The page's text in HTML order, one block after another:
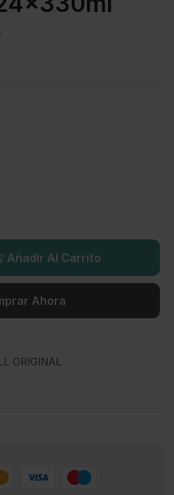
Añadir Al Carrito
Ahora
ORIGINAL